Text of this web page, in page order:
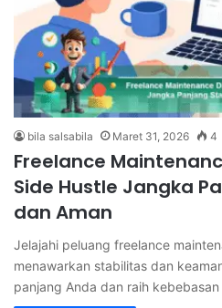
bila salsabila Maret 31, 2026 4
Freelance
Side Hustle Jangka
dan Aman
Jelajahi peluang freelance
menawarkan stabilitas dan
panjang Anda dan raih